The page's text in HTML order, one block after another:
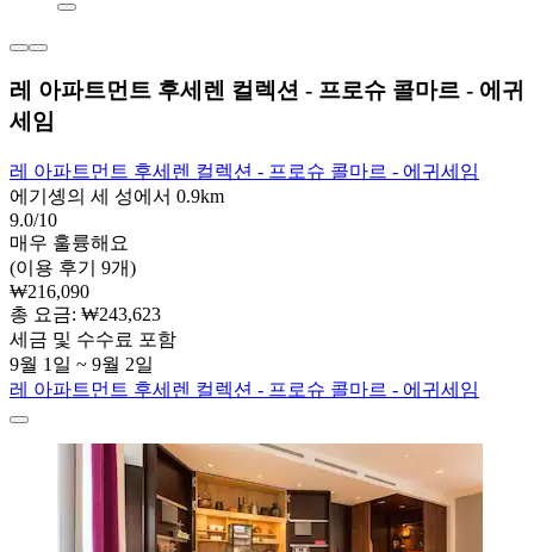
레 아파트먼트 후세렌 컬렉션 - 프로슈 콜마르 - 에귀
세임
레 아파트먼트 후세렌 컬렉션 - 프로슈 콜마르 - 에귀세임
에기솅의 세 성에서 0.9km
9.0/10
매우 훌륭해요
(이용 후기 9개)
₩216,090
총 요금: ₩243,623
세금 및 수수료 포함
9월 1일 ~ 9월 2일
레 아파트먼트 후세렌 컬렉션 - 프로슈 콜마르 - 에귀세임